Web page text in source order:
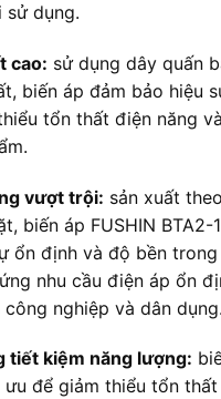
sử dụng.
cao: sử dụng dây quấn
biến áp đảm bảo hiệu
tổn thất điện năng
vượt trội: sản xuất
biến áp FUSHIN BTA2-
ổn định và độ bền
nhu cầu điện áp ổn
nghiệp và dân dụng.
tiết kiệm năng lượng:
để giảm thiểu tổn